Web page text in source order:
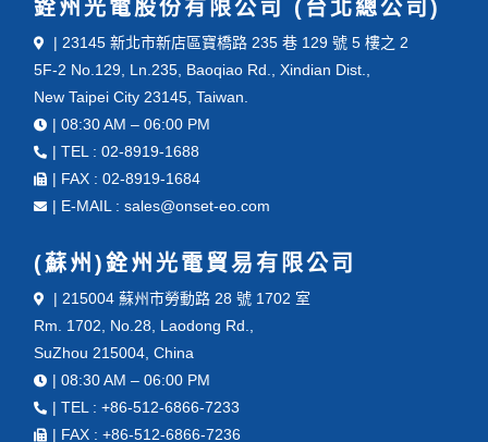
銓州光電股份有限公司 (台北總公司)
| 23145 新北市新店區寶橋路 235 巷 129 號 5 樓之 2
5F-2 No.129, Ln.235, Baoqiao Rd., Xindian Dist.,
New Taipei City 23145, Taiwan.
| 08:30 AM – 06:00 PM
| TEL : 02-8919-1688
| FAX : 02-8919-1684
| E-MAIL : sales@onset-eo.com
(蘇州)銓州光電貿易有限公司
| 215004 蘇州市勞動路 28 號 1702 室
Rm. 1702, No.28, Laodong Rd.,
SuZhou 215004, China
| 08:30 AM – 06:00 PM
| TEL : +86-512-6866-7233
| FAX : +86-512-6866-7236